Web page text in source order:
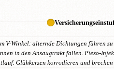
V-Winkel: alternde Dichtungen führen
in den Ansaugtrakt fallen. Piezo-
Glühkerzen korrodieren und